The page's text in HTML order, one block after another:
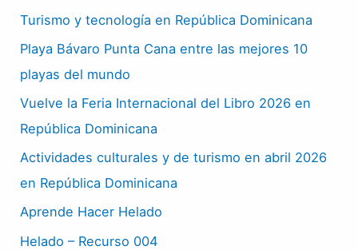
Turismo y tecnología en República Dominicana
Playa Bávaro Punta Cana entre las mejores 10
playas del mundo
Vuelve la Feria Internacional del Libro 2026 en
República Dominicana
Actividades culturales y de turismo en abril 2026
en República Dominicana
Aprende Hacer Helado
Helado – Recurso 004